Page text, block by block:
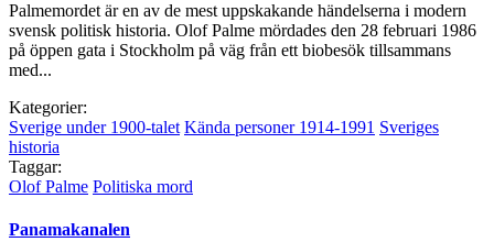
Palmemordet är en av de mest uppskakande händelserna i modern
svensk politisk historia. Olof Palme mördades den 28 februari 1986
på öppen gata i Stockholm på väg från ett biobesök tillsammans
med...
Kategorier:
Sverige under 1900-talet Kända personer 1914-1991 Sveriges
historia
Taggar:
Olof Palme Politiska mord
Panamakanalen